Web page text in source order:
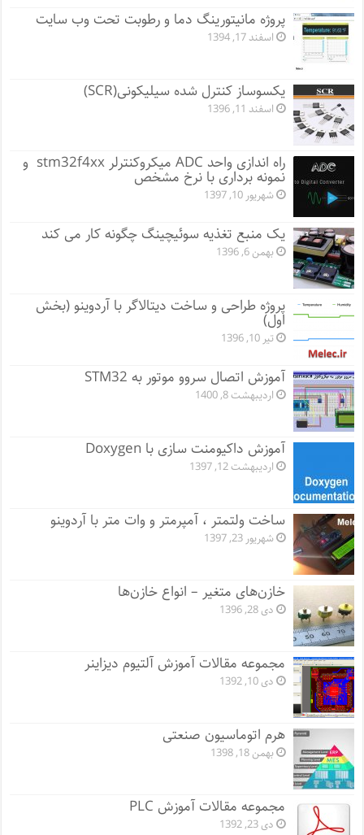
پروژه مانيتورينگ دما و رطوبت تحت وب سایت
اسفند 17, 1394
یکسوساز کنترل شده سیلیکونی(SCR)
اسفند 11, 1396
راه اندازی واحد ADC میکروکنترلر stm32f4xx و
نمونه برداری با نرخ مشخص
شهریور 10, 1397
یک منبع تغذیه سوئیچینگ چگونه کار می کند
بهمن 6, 1396
پروژه طراحی و ساخت دیتالاگر با آردوینو (بخش
اول)
تیر 10, 1396
آموزش اتصال سروو موتور به STM32
اردیبهشت 8, 1400
آموزش داکیومنت سازی با Doxygen
اردیبهشت 12, 1397
ساخت ولتمتر ، آمپرمتر و وات متر با آردوینو
شهریور 23, 1397
خازن‌های متغیر – انواع خازن‌ها
دی 28, 1396
مجموعه مقالات آموزش آلتیوم دیزاینر
دی 10, 1392
هرم اتوماسیون صنعتی
بهمن 18, 1398
مجموعه مقالات آموزش PLC
دی 23, 1392